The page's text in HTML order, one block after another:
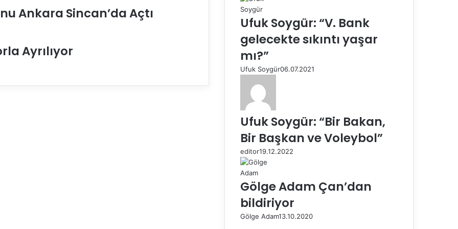
s
n
Ankara Sincan’da Açtı
Ayrılıyor
Ufuk Soygür: “V. Bank
gelecekte sıkıntı yaşar
mı?”
Ufuk Soygür06.07.2021
Ufuk Soygür: “Bir Bakan,
Bir Başkan ve Voleybol”
editor19.12.2022
Gölge Adam Çan’dan
bildiriyor
Gölge Adam13.10.2020